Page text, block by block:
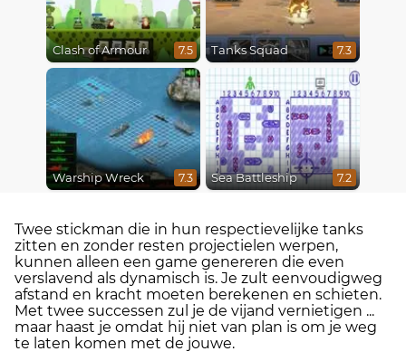
Clash of Armour 7.5 Tanks Squad 7.3
Warship Wreck 7.3 Sea Battleship 7.2
Twee stickman die in hun respectievelijke tanks
zitten en zonder resten projectielen werpen,
kunnen alleen een game genereren die even
verslavend als dynamisch is. Je zult eenvoudigweg
afstand en kracht moeten berekenen en schieten.
Met twee successen zul je de vijand vernietigen ...
maar haast je omdat hij niet van plan is om je weg
te laten komen met de jouwe.